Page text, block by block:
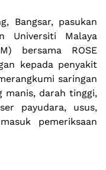
Bangsar, pasukan
Universiti Malaya
bersama ROSE
kepada penyakit
saringan
manis, darah tinggi,
payudara, usus,
pemeriksaan